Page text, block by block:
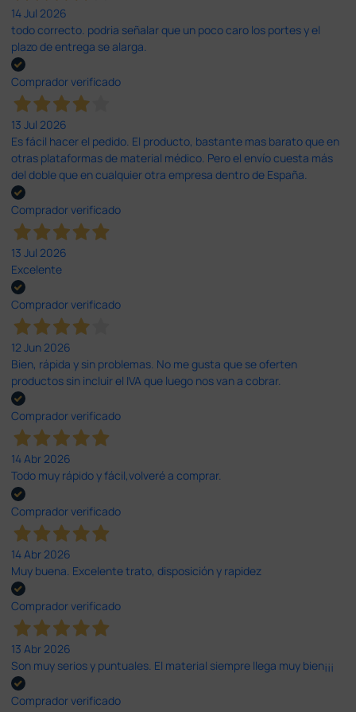
14 Jul 2026
todo correcto. podria señalar que un poco caro los portes y el
plazo de entrega se alarga.
Comprador verificado
13 Jul 2026
Es fácil hacer el pedido. El producto, bastante mas barato que en
otras plataformas de material médico. Pero el envío cuesta más
del doble que en cualquier otra empresa dentro de España.
Comprador verificado
13 Jul 2026
Excelente
Comprador verificado
12 Jun 2026
Bien, rápida y sin problemas. No me gusta que se oferten
productos sin incluir el IVA que luego nos van a cobrar.
Comprador verificado
14 Abr 2026
Todo muy rápido y fácil,volveré a comprar.
Comprador verificado
14 Abr 2026
Muy buena. Excelente trato, disposición y rapidez
Comprador verificado
13 Abr 2026
Son muy serios y puntuales. El material siempre llega muy bien¡¡¡
Comprador verificado